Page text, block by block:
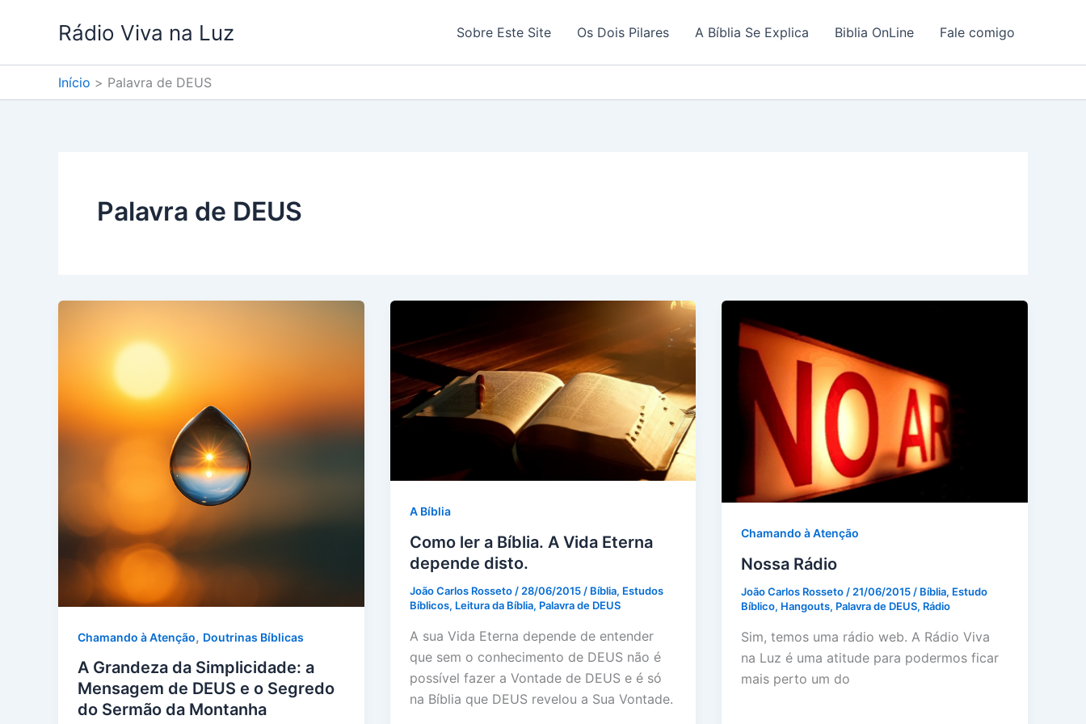
Rádio Viva na Luz Sobre Este Site Os Dois Pilares A Bíblia Se Explica Biblia OnLine Fale comigo
Início Palavra de DEUS
Palavra de DEUS
Chamando à Atenção, Doutrinas Bíblicas
A Grandeza da Simplicidade: a
Mensagem de DEUS e o Segredo
do Sermão da Montanha
A Bíblia
Como ler a Bíblia. A Vida Eterna
depende disto.
João Carlos Rosseto / 28/06/2015 / Bíblia, Estudos
Bíblicos, Leitura da Bíblia, Palavra de DEUS
A sua Vida Eterna depende de entender
que sem o conhecimento de DEUS não é
possível fazer a Vontade de DEUS e é só
na Bíblia que DEUS revelou a Sua Vontade.
Chamando à Atenção
Nossa Rádio
João Carlos Rosseto/21/06/2015/ Bíblia, Estudo
Bíblico, Hangouts, Palavra de DEUS, Rádio
Sim, temos uma rádio web. A Rádio Viva
na Luz é uma atitude para podermos ficar
mais perto um do